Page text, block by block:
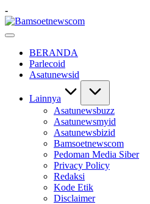
Skip
to
content
-
Bamsoetnewscom
Berita
MobilitasBERANDA
Parlecoid
Asatunewsid
Lainnya
Asatunewsbuzz
Asatunewsmyid
Asatunewsbizid
Bamsoetnewscom
Pedoman Media Siber
Privacy Policy
Redaksi
Kode Etik
Disclaimer